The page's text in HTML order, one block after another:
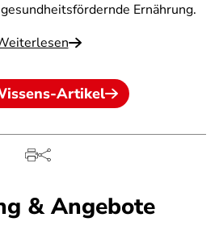
Ernährung.
Artikel
& Angebote